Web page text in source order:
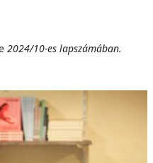
2024/10-es lapszámában.